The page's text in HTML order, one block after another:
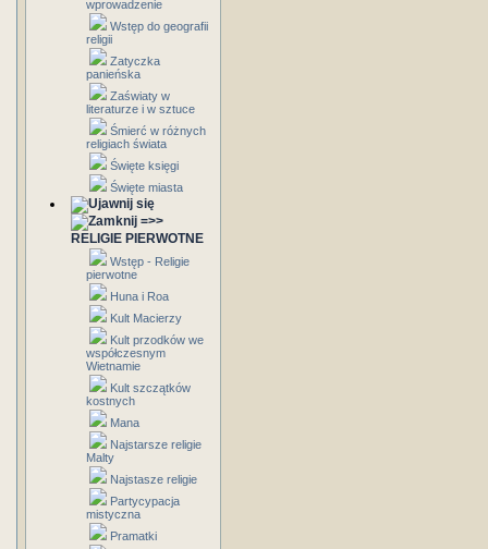
wprowadzenie
Wstęp do geografii
religii
Zatyczka
panieńska
Zaświaty w
literaturze i w sztuce
Śmierć w różnych
religiach świata
Święte księgi
Święte miasta
=>>
RELIGIE PIERWOTNE
Wstęp - Religie
pierwotne
Huna i Roa
Kult Macierzy
Kult przodków we
współczesnym
Wietnamie
Kult szczątków
kostnych
Mana
Najstarsze religie
Malty
Najstasze religie
Partycypacja
mistyczna
Pramatki